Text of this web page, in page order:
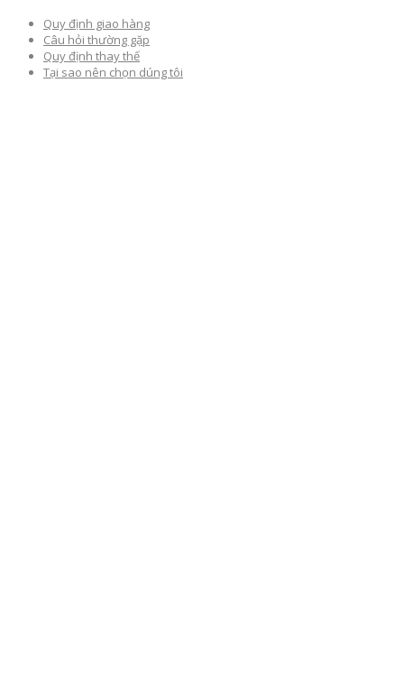
Quy định giao hàng
Câu hỏi thường gặp
Quy định thay thế
Tại sao nên chọn dúng tôi